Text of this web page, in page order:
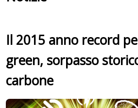
Il 2015 anno record
green, sorpasso
carbone